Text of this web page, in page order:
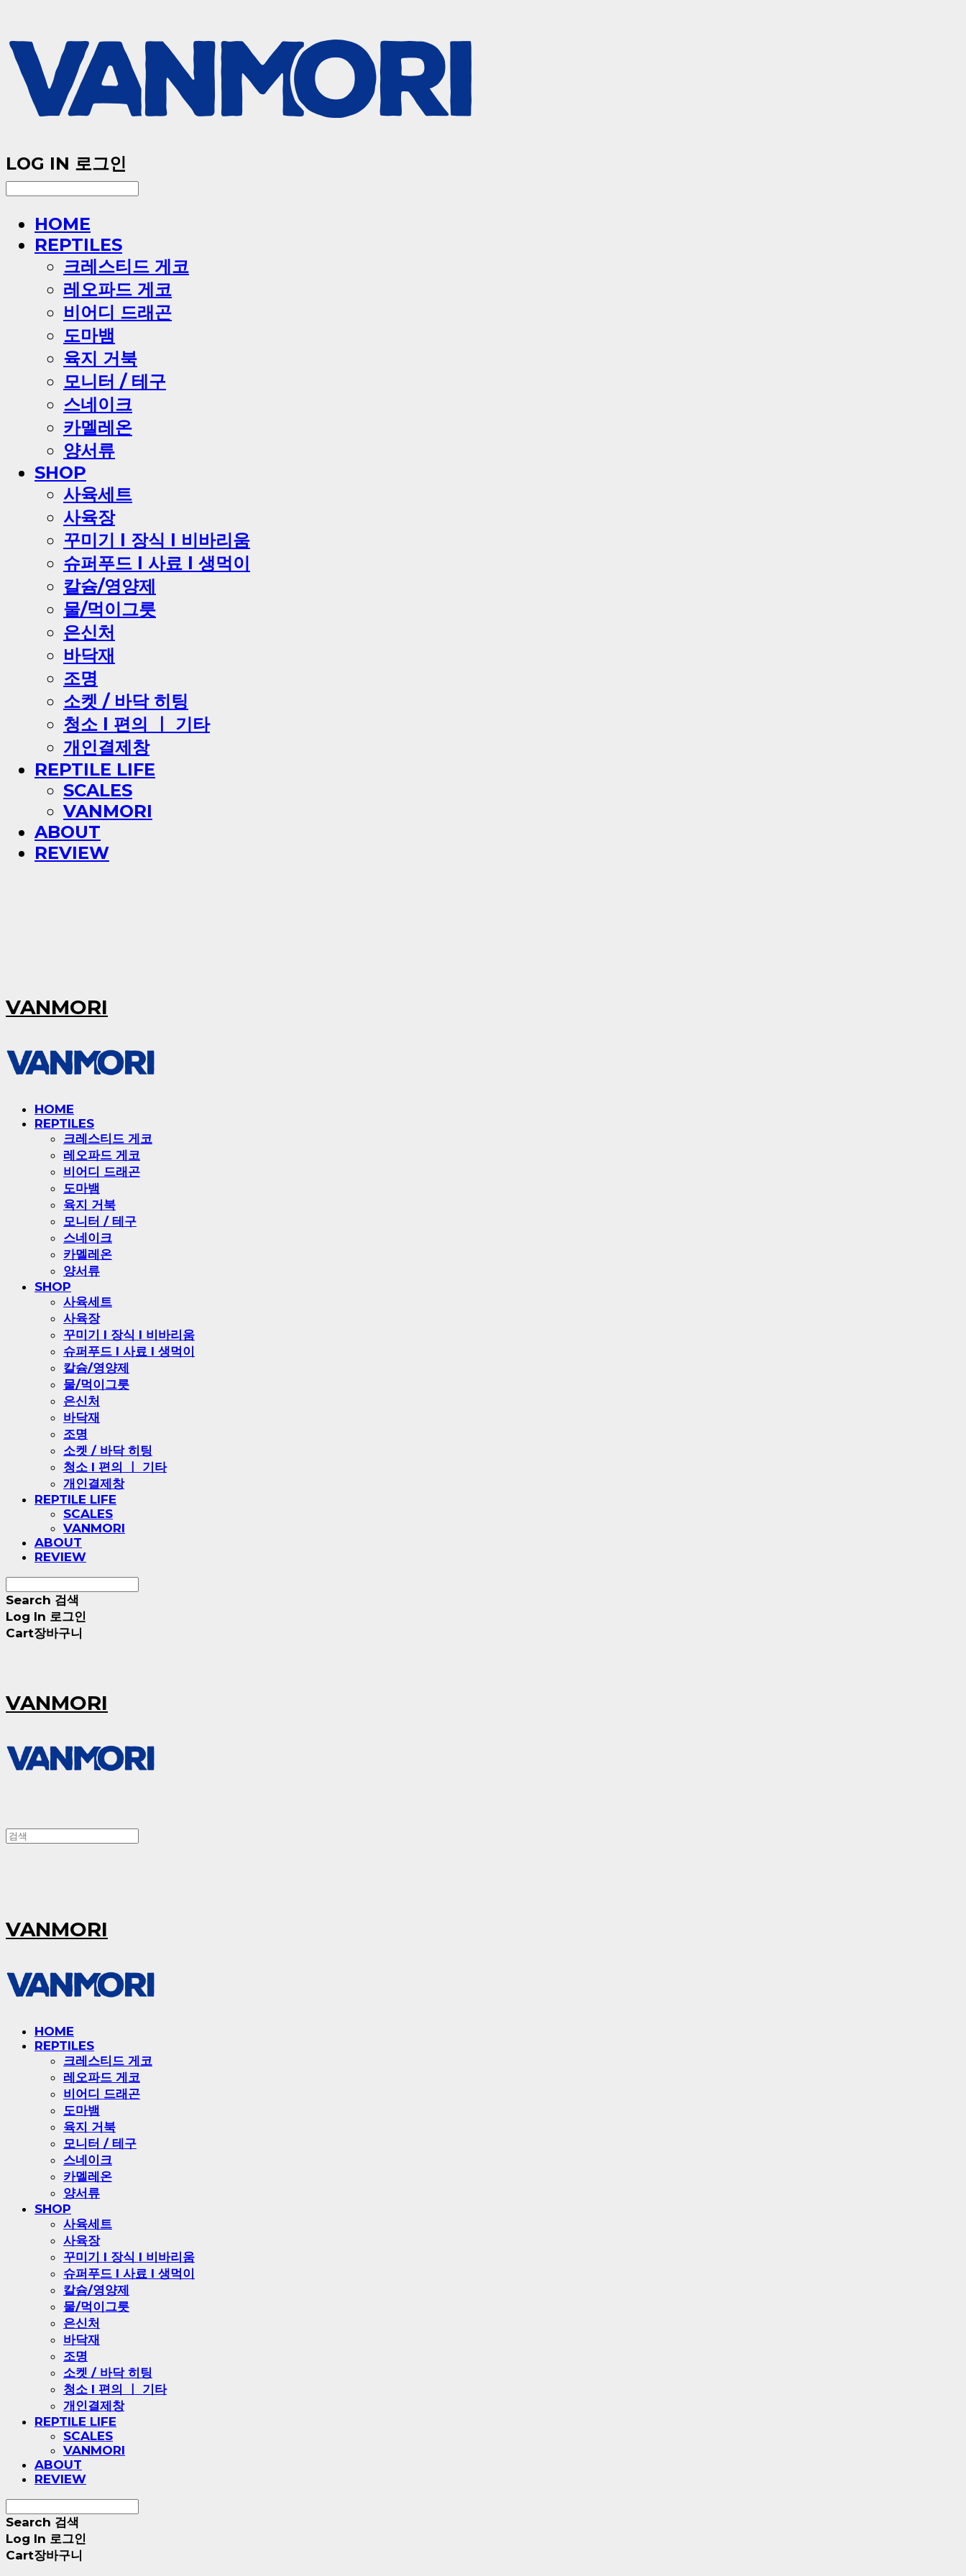
LOG IN 로그인
HOME
REPTILES
크레스티드 게코
레오파드 게코
비어디 드래곤
도마뱀
육지 거북
모니터 / 테구
스네이크
카멜레온
양서류
SHOP
사육세트
사육장
꾸미기 l 장식 l 비바리움
슈퍼푸드 l 사료 l 생먹이
칼슘/영양제
물/먹이그릇
은신처
바닥재
조명
소켓 / 바닥 히팅
청소 l 편의 ㅣ 기타
개인결제창
REPTILE LIFE
SCALES
VANMORI
ABOUT
REVIEW
VANMORI
HOME
REPTILES
크레스티드 게코
레오파드 게코
비어디 드래곤
도마뱀
육지 거북
모니터 / 테구
스네이크
카멜레온
양서류
SHOP
사육세트
사육장
꾸미기 l 장식 l 비바리움
슈퍼푸드 l 사료 l 생먹이
칼슘/영양제
물/먹이그릇
은신처
바닥재
조명
소켓 / 바닥 히팅
청소 l 편의 ㅣ 기타
개인결제창
REPTILE LIFE
SCALES
VANMORI
ABOUT
REVIEW
Search 검색
Log In 로그인
Cart장바구니
VANMORI
VANMORI
HOME
REPTILES
크레스티드 게코
레오파드 게코
비어디 드래곤
도마뱀
육지 거북
모니터 / 테구
스네이크
카멜레온
양서류
SHOP
사육세트
사육장
꾸미기 l 장식 l 비바리움
슈퍼푸드 l 사료 l 생먹이
칼슘/영양제
물/먹이그릇
은신처
바닥재
조명
소켓 / 바닥 히팅
청소 l 편의 ㅣ 기타
개인결제창
REPTILE LIFE
SCALES
VANMORI
ABOUT
REVIEW
Search 검색
Log In 로그인
Cart장바구니